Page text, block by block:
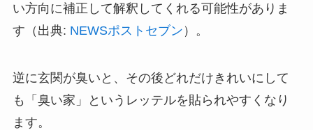
い方向に補正して解釈してくれる可能性がありま
す（出典: NEWSポストセブン ）。
逆に玄関が臭いと、その後どれだけきれいにして
も「臭い家」というレッテルを貼られやすくなり
ます。